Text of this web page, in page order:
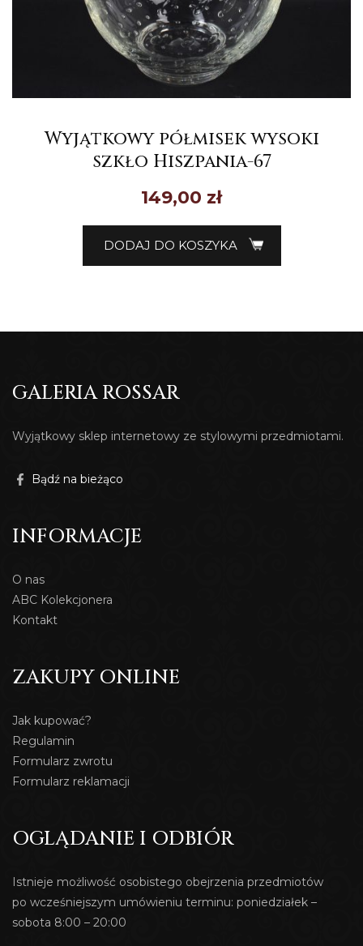
Wyjątkowy półmisek wysoki
szkło Hiszpania-67
149,00 zł
DODAJ DO KOSZYKA
GALERIA ROSSAR
Wyjątkowy sklep internetowy ze stylowymi przedmiotami.
Bądź na bieżąco
INFORMACJE
O nas
ABC Kolekcjonera
Kontakt
ZAKUPY ONLINE
Jak kupować?
Regulamin
Formularz zwrotu
Formularz reklamacji
OGLĄDANIE I ODBIÓR
Istnieje możliwość osobistego obejrzenia przedmiotów
po wcześniejszym umówieniu terminu: poniedziałek –
sobota 8:00 – 20:00